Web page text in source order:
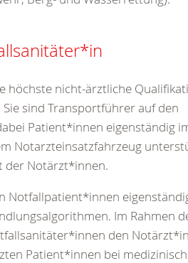
höchste nicht-ärztliche
sind Transportführer auf den
Patient*innen eigenständig
Notarzteinsatzfahrzeug
der Notärzt*innen.
Notfallpatient*innen
Im Rahmen
den
Patient*innen bei